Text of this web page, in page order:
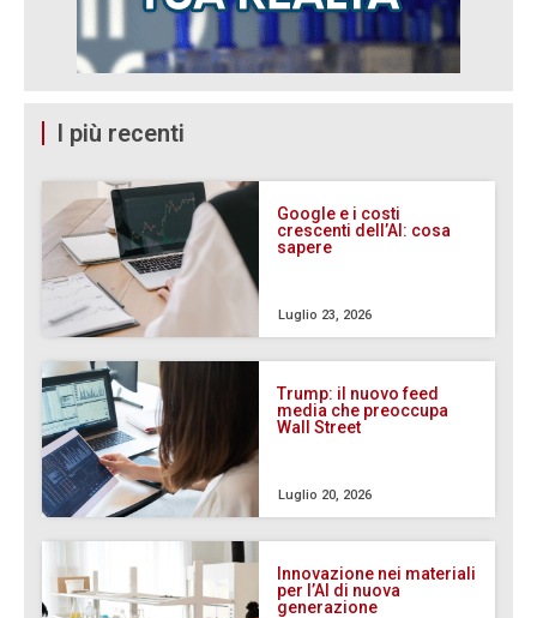
I più recenti
Google e i costi
crescenti dell’AI: cosa
sapere
Luglio 23, 2026
Trump: il nuovo feed
media che preoccupa
Wall Street
Luglio 20, 2026
Innovazione nei materiali
per l’AI di nuova
generazione